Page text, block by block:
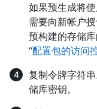
如果预生成将
需要向新帐户
预构建的存储
“配置包的访问
复制令牌字符
储库密钥。